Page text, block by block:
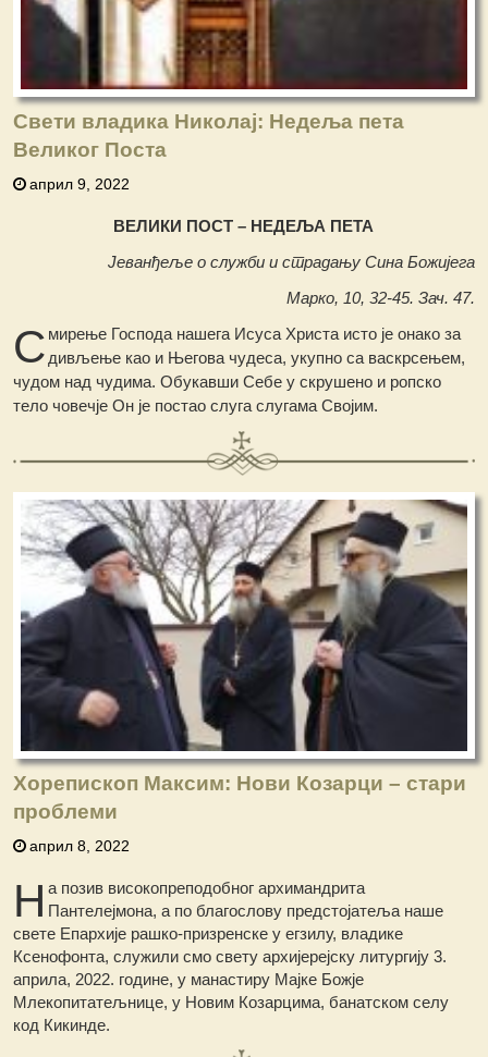
Свети владика Николај: Недеља пета
Великог Поста
април 9, 2022
ВЕЛИКИ ПОСТ – НЕДЕЉА ПЕТА
Јеванђеље о служби и страдању Сина Божијега
Марко, 10, 32-45. Зач. 47.
С мирење Господа нашега Исуса Христа исто је онако за
дивљење као и Његова чудеса, укупно са васкрсењем,
чудом над чудима. Обукавши Себе у скрушено и ропско
тело човечје Он је постао слуга слугама Својим.
Хорепископ Максим: Нови Козарци – стари
проблеми
април 8, 2022
Н а позив високопреподобног архимандрита
Пантелејмона, а по благослову предстојатеља наше
свете Епархије рашко-призренске у егзилу, владике
Ксенофонта, служили смо свету архијерејску литургију 3.
априла, 2022. године, у манастиру Мајке Божје
Млекопитатељнице, у Новим Козарцима, банатском селу
код Кикинде.